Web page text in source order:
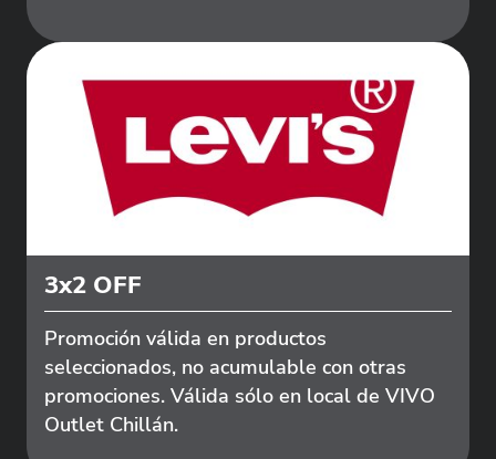
3x2 OFF
Promoción válida en productos
seleccionados, no acumulable con otras
promociones. Válida sólo en local de VIVO
Outlet Chillán.